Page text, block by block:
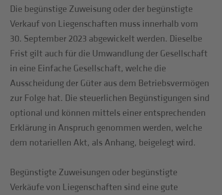
Die begünstige Zuweisung oder der begünstigte
Verkauf von Liegenschaften muss innerhalb vom
30. September 2023 abgewickelt werden. Dieselbe
Frist gilt auch für die Umwandlung der Gesellschaft
in eine Einfache Gesellschaft, welche die
Ausscheidung der Güter aus dem Betriebsvermögen
zur Folge hat. Die steuerlichen Begünstigungen sind
optional und können mittels einer entsprechenden
Erklärung in Anspruch genommen werden, welche
dem notariellen Akt, als Anhang, beigelegt wird.
Begünstigte Zuweisungen oder begünstigte
Verkäufe von Liegenschaften sind eine gute